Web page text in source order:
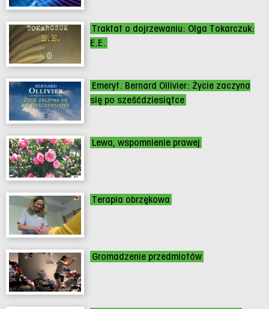
Traktat o dojrzewaniu: Olga Tokarczuk:
E.E.
Emeryt. Bernard Ollivier: Życie zaczyna
się po sześćdziesiątce
Lewa, wspomnienie prawej
Terapia obrzękowa
Gromadzenie przedmiotów